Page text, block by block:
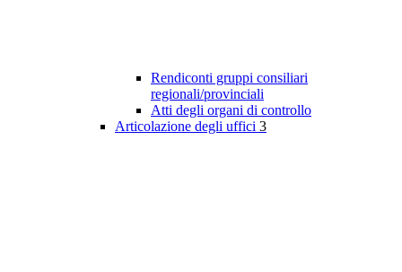
Rendiconti gruppi consiliari
regionali/provinciali
Atti degli organi di controllo
Articolazione degli uffici 3